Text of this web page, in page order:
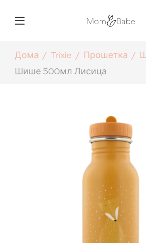
Дома Trixie Прошетка
Шише 500мл Лисица